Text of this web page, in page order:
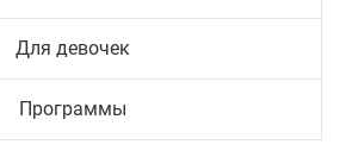
Для девочек
Программы